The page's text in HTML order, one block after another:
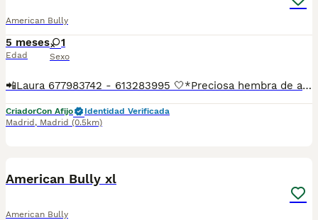
American Bully
5 meses
Edad
1
Sexo
📲Laura 677983742 - 613283995 🤍*Preciosa hembra de american Bully xl blue*🤍 ¿Buscas un nuevo compañero para tu hogar? ❤️ Tenemos preciosos cachorros listos para encontrar una familia responsable. ✅ Vacunados ✅ Desparasitados ✅ Cartilla sanitaria ✅ Garantías incluidas ✅ Máxima atención y cuidado Se hacen envíos a toda España: Andalucía: Almería, Cádiz, Córdoba, Granada, Huelva, Jaén, Málaga, Sevilla.Aragón: Huesca, Teruel, Zaragoza.Asturias: Oviedo.Baleares: Palma.Canarias: Las Palmas de Gran Canaria, Santa Cruz de Tenerife.Cantabria: Santander.Castilla-La Mancha: Albacete, Ciudad Real, Cuenca, Guadalajara, Toledo.Castilla y León: Ávila, Burgos, León, Palencia, Salamanca, Segovia, Soria, Valladolid, Zamora.Cataluña: Barcelona, Gerona (Girona), Lérida (Lleida), Tarragona.Comunidad Valenciana: Alicante, Castellón de la Plana, Valencia.Extremadura: Badajoz, Cáceres.Galicia: La Coruña (A Coruña), Lugo, Orense (Ourense), Pontevedra.La Rioja: Logroño.Madrid: Madrid.Murcia: Murcia.Navarra: Pamplona.País Vasco: Bilbao (Vizcaya), San Sebastián (Guipúzcoa), Vitoria (Álava). 🐾 Cachorros sanos, sociables y criados con mucho cariño. 📲 ¡Pregunta sin compromiso por disponibilidad, fotos y precios por mensaje privado!
CriadorCon Afijo
Identidad Verificada
Madrid , Madrid (0.5km)
American Bully xl
American Bully